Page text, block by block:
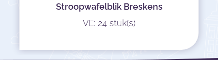
Stroopwafelblik Breskens
VE: 24 stuk(s)